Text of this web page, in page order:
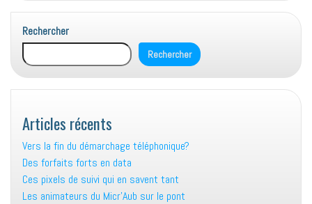
Rechercher
Rechercher
Articles récents
Vers la fin du démarchage téléphonique?
Des forfaits forts en data
Ces pixels de suivi qui en savent tant
Les animateurs du Micr’Aub sur le pont